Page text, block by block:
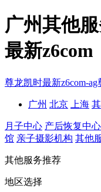
广州其他
最新z6com
尊龙凯时最新z6com-
广州 北京 上海
月子中心 产后恢复中心
馆 亲子摄影机构 其他
其他服务推荐
地区选择